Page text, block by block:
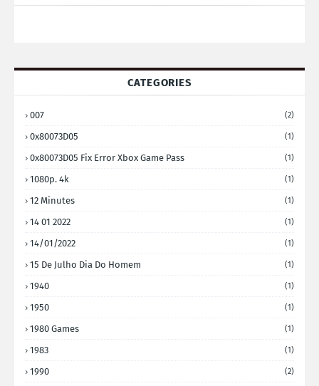
CATEGORIES
007 (2)
0x80073D05 (1)
0x80073D05 Fix Error Xbox Game Pass (1)
1080p. 4k (1)
12 Minutes (1)
14 01 2022 (1)
14/01/2022 (1)
15 De Julho Dia Do Homem (1)
1940 (1)
1950 (1)
1980 Games (1)
1983 (1)
1990 (2)